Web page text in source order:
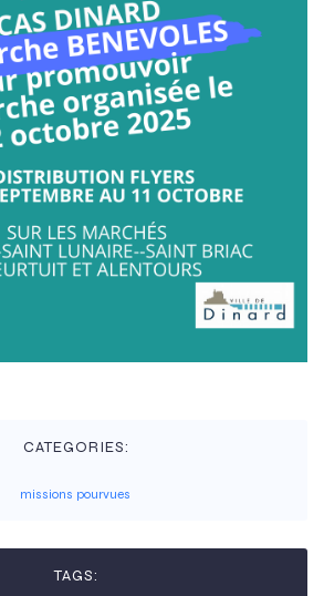
CATEGORIES:
missions pourvues
TAGS: